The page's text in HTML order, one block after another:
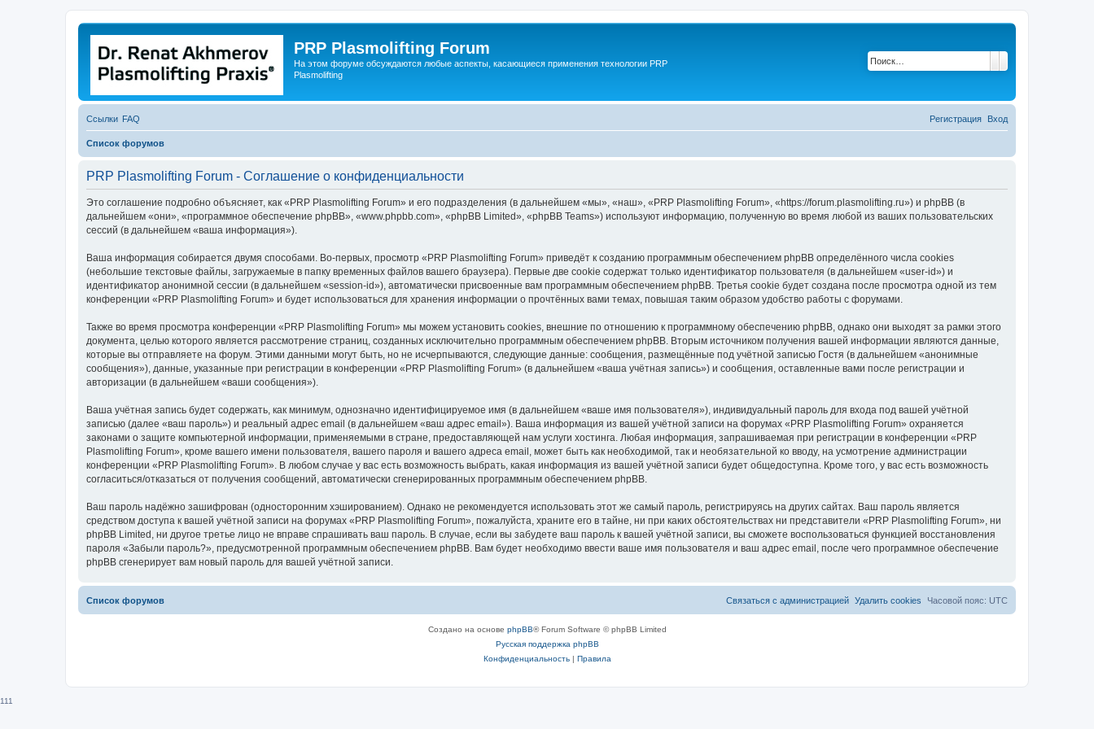
PRP Plasmolifting Forum
На этом форуме обсуждаются любые аспекты, касающиеся применения технологии PRP
Plasmolifting
Ссылки FAQ Вход
Регистрация
Список форумов
PRP Plasmolifting Forum - Соглашение о конфиденциальности
Это соглашение подробно объясняет, как «PRP Plasmolifting Forum» и его подразделения (в дальнейшем «мы», «наш», «PRP Plasmolifting Forum», «https://forum.plasmolifting.ru») и phpBB (в
дальнейшем «они», «программное обеспечение phpBB», «www.phpbb.com», «phpBB Limited», «phpBB Teams») используют информацию, полученную во время любой из ваших пользовательских
сессий (в дальнейшем «ваша информация»).
Ваша информация собирается двумя способами. Во-первых, просмотр «PRP Plasmolifting Forum» приведёт к созданию программным обеспечением phpBB определённого числа cookies
(небольшие текстовые файлы, загружаемые в папку временных файлов вашего браузера). Первые две cookie содержат только идентификатор пользователя (в дальнейшем «user-id») и
идентификатор анонимной сессии (в дальнейшем «session-id»), автоматически присвоенные вам программным обеспечением phpBB. Третья cookie будет создана после просмотра одной из тем
конференции «PRP Plasmolifting Forum» и будет использоваться для хранения информации о прочтённых вами темах, повышая таким образом удобство работы с форумами.
Также во время просмотра конференции «PRP Plasmolifting Forum» мы можем установить cookies, внешние по отношению к программному обеспечению phpBB, однако они выходят за рамки этого
документа, целью которого является рассмотрение страниц, созданных исключительно программным обеспечением phpBB. Вторым источником получения вашей информации являются данные,
которые вы отправляете на форум. Этими данными могут быть, но не исчерпываются, следующие данные: сообщения, размещённые под учётной записью Гостя (в дальнейшем «анонимные
сообщения»), данные, указанные при регистрации в конференции «PRP Plasmolifting Forum» (в дальнейшем «ваша учётная запись») и сообщения, оставленные вами после регистрации и
авторизации (в дальнейшем «ваши сообщения»).
Ваша учётная запись будет содержать, как минимум, однозначно идентифицируемое имя (в дальнейшем «ваше имя пользователя»), индивидуальный пароль для входа под вашей учётной
записью (далее «ваш пароль») и реальный адрес email (в дальнейшем «ваш адрес email»). Ваша информация из вашей учётной записи на форумах «PRP Plasmolifting Forum» охраняется
законами о защите компьютерной информации, применяемыми в стране, предоставляющей нам услуги хостинга. Любая информация, запрашиваемая при регистрации в конференции «PRP
Plasmolifting Forum», кроме вашего имени пользователя, вашего пароля и вашего адреса email, может быть как необходимой, так и необязательной ко вводу, на усмотрение администрации
конференции «PRP Plasmolifting Forum». В любом случае у вас есть возможность выбрать, какая информация из вашей учётной записи будет общедоступна. Кроме того, у вас есть возможность
согласиться/отказаться от получения сообщений, автоматически сгенерированных программным обеспечением phpBB.
Ваш пароль надёжно зашифрован (односторонним хэшированием). Однако не рекомендуется использовать этот же самый пароль, регистрируясь на других сайтах. Ваш пароль является
средством доступа к вашей учётной записи на форумах «PRP Plasmolifting Forum», пожалуйста, храните его в тайне, ни при каких обстоятельствах ни представители «PRP Plasmolifting Forum», ни
phpBB Limited, ни другое третье лицо не вправе спрашивать ваш пароль. В случае, если вы забудете ваш пароль к вашей учётной записи, вы сможете воспользоваться функцией восстановления
пароля «Забыли пароль?», предусмотренной программным обеспечением phpBB. Вам будет необходимо ввести ваше имя пользователя и ваш адрес email, после чего программное обеспечение
phpBB сгенерирует вам новый пароль для вашей учётной записи.
Список форумов Часовой пояс: UTC
Удалить cookies
Связаться с администрацией
Создано на основе phpBB® Forum Software © phpBB Limited
Русская поддержка phpBB
Конфиденциальность| Правила
111